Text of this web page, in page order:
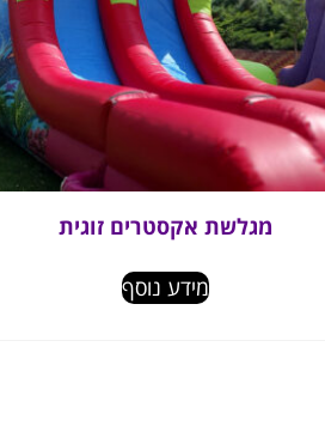
מגלשת אקסטרים זוגית
מידע נוסף